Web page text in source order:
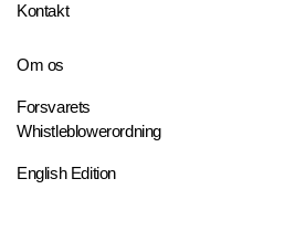
Kontakt
Om os
Forsvarets
Whistleblowerordning
English Edition